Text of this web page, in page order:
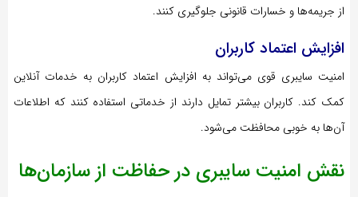
از جریمه‌ها و خسارات قانونی جلوگیری کنند.
افزایش اعتماد کاربران
امنیت سایبری قوی می‌تواند به افزایش اعتماد کاربران به خدمات آنلاین
کمک کند. کاربران بیشتر تمایل دارند از خدماتی استفاده کنند که اطلاعات
آن‌ها به خوبی محافظت می‌شود.
نقش امنیت سایبری در حفاظت از سازمان‌ها